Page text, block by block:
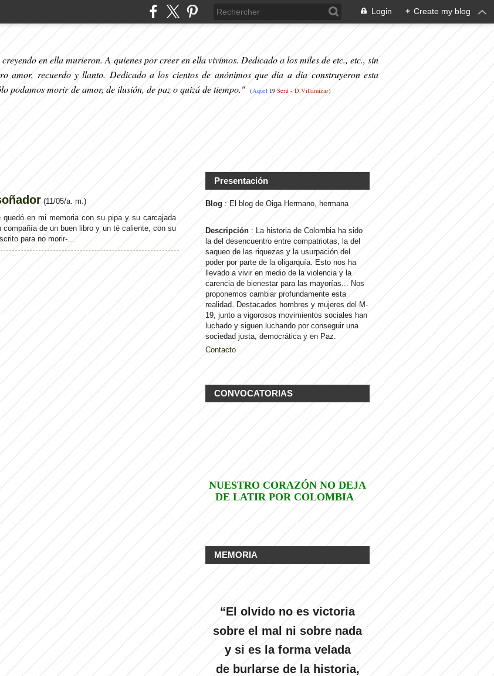
Login + Create my blog
en ella murieron. A quienes por creer en ella vivimos. Dedicado a los miles de etc., etc., sin
amor, recuerdo y llanto. Dedicado a los cientos de anónimos que día a día construyeron esta
podamos morir de amor, de ilusión, de paz o quizá de tiempo." (Aquel 19 Será - D.Villamizar)
(11/05/a. m.)
en mi memoria con su pipa y su carcajada
de un buen libro y un té caliente, con su
para no morir-...
Presentación
Blog : El blog de Oiga Hermano, hermana
Descripción : La historia de Colombia ha sido
la del desencuentro entre compatriotas, la del
saqueo de las riquezas y la usurpación del
poder por parte de la oligarquía. Esto nos ha
llevado a vivir en medio de la violencia y la
carencia de bienestar para las mayorías... Nos
proponemos cambiar profundamente esta
realidad. Destacados hombres y mujeres del M-
19, junto a vigorosos movimientos sociales han
luchado y siguen luchando por conseguir una
sociedad justa, democrática y en Paz.
Contacto
CONVOCATORIAS
NUESTRO CORAZÓN NO DEJA
DE LATIR POR COLOMBIA
MEMORIA
“El olvido no es victoria
sobre el mal ni sobre nada
y si es la forma velada
de burlarse de la historia,